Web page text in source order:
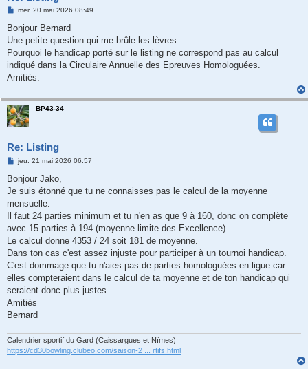
M
s
a
g
mer. 20 mai 2026 08:49
Bonjour Bernard
Une petite question qui me brûle les lèvres :
Pourquoi le handicap porté sur le listing ne correspond pas au calcul
indiqué dans la Circulaire Annuelle des Epreuves Homologuées.
Amitiés.
BP43-34
Re: Listing
M
s
a
g
jeu. 21 mai 2026 06:57
Bonjour Jako,
Je suis étonné que tu ne connaisses pas le calcul de la moyenne
mensuelle.
Il faut 24 parties minimum et tu n'en as que 9 à 160, donc on complète
avec 15 parties à 194 (moyenne limite des Excellence).
Le calcul donne 4353 / 24 soit 181 de moyenne.
Dans ton cas c'est assez injuste pour participer à un tournoi handicap.
C'est dommage que tu n'aies pas de parties homologuées en ligue car
elles compteraient dans le calcul de ta moyenne et de ton handicap qui
seraient donc plus justes.
Amitiés
Bernard
Calendrier sportif du Gard (Caissargues et Nîmes)
https://cd30bowling.clubeo.com/saison-2 ... rtifs.html